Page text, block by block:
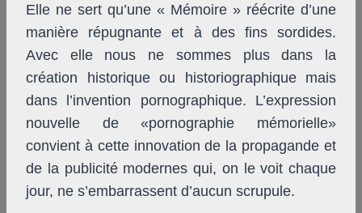
Elle ne sert qu’une « Mémoire » réécrite d’une
manière répugnante et à des fins sordides.
Avec elle nous ne sommes plus dans la
création historique ou historiographique mais
dans l’invention pornographique. L’expression
nouvelle de «pornographie mémorielle»
convient à cette innovation de la propagande et
de la publicité modernes qui, on le voit chaque
jour, ne s’embarrassent d’aucun scrupule.